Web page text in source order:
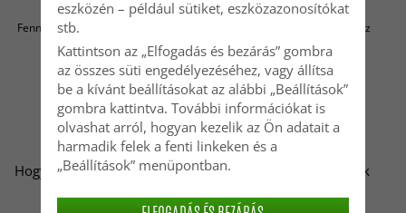
Egészítse ki otthonát a Reforma bútoraival.
Fenntartható lakberendezés és időtálló design minden helyiségbe – az
Online Brands Nordic AB része.
ÜGYFÉLSZOLGÁLAT
FAQ
Hogyan léphetek kapcsolatba
Regisztráld a
INFORMÁCIÓ
A sütikről
Feltételek és kikötések
eszközén – például sütiket, eszközazonosítókat
stb.
Kattintson az „Elfogadás és bezárás” gombra
az összes süti engedélyezéséhez, vagy állítsa
be a kívánt beállításokat az alábbi „Beállítások”
gombra kattintva. További információkat is
olvashat arról, hogyan kezelik az Ön adatait a
harmadik felek a fenti linkeken és a
„Beállítások” menüpontban.